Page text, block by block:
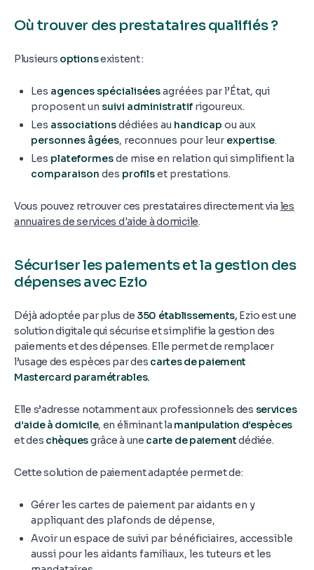
Où trouver des prestataires qualifiés ?
Plusieurs optionsexistent :
Les agences spécialiséesagréées par l’État, qui
proposent un suivi administratif rigoureux.
Les associationsdédiées au handicap ou aux
personnes âgées, reconnues pour leur expertise.
Les plateformesde mise en relation qui simplifient la
comparaison des profilset prestations.
Vous pouvez retrouver ces prestataires directement via les
annuaires de services d'aide à domicile.
Sécuriser les paiements et la gestion des
dépenses avec Ezio
Déjà adoptée par plus de 350 établissements, Ezio est une
solution digitale qui sécurise et simplifie la gestion des
paiements et des dépenses. Elle permet de remplacer
l’usage des espèces par des cartes de paiement
Mastercard paramétrables.
Elle s’adresse notamment aux professionnels des services
d’aide à domicile, en éliminant la manipulation d’espèces
et des chèquesgrâce à une carte de paiementdédiée.
Cette solution de paiement adaptée permet de:
Gérer les cartes de paiement par aidants en y
appliquant des plafonds de dépense,
Avoir un espace de suivi par bénéficiaires, accessible
aussi pour les aidants familiaux, les tuteurs et les